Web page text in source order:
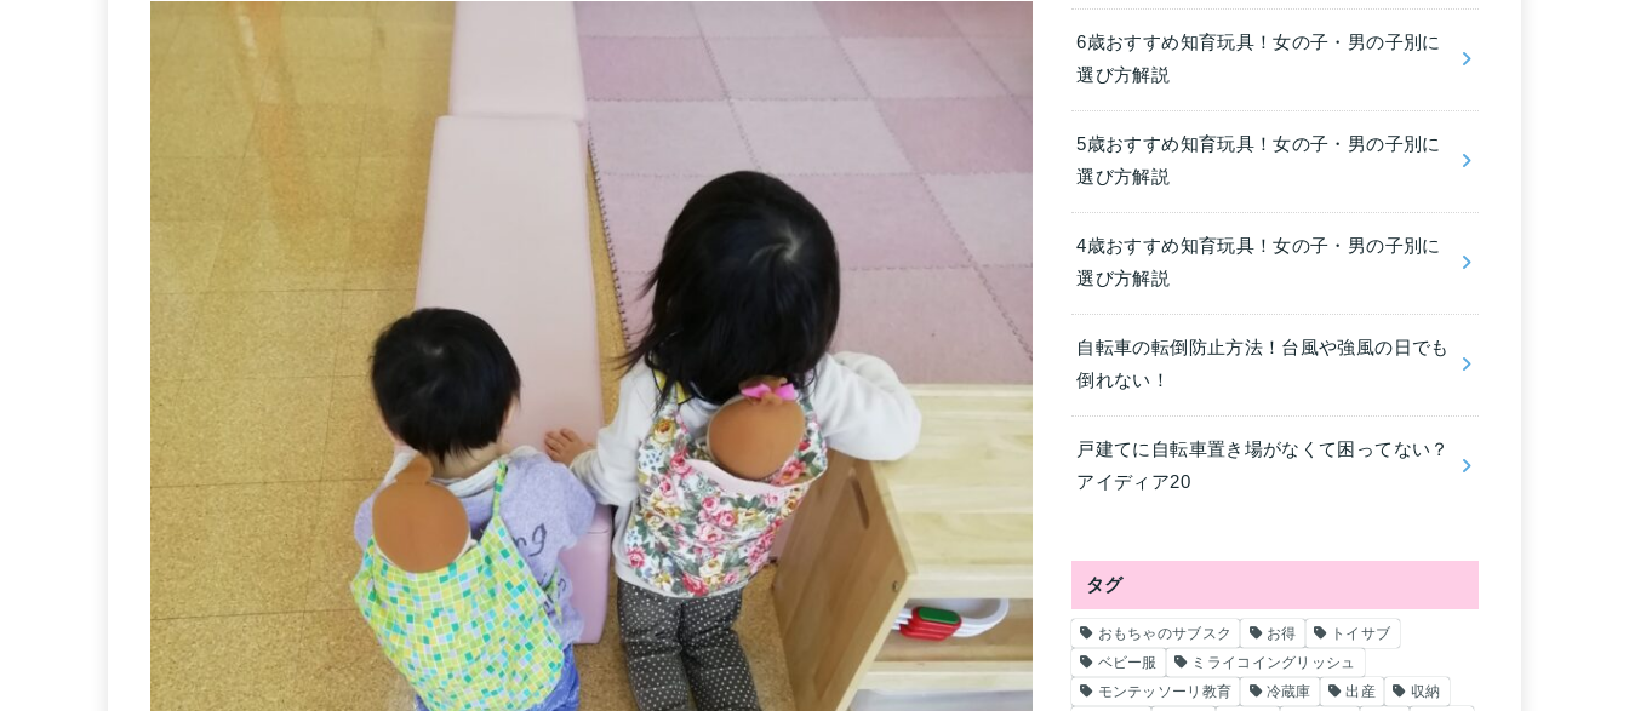
6歳おすすめ知育玩具！女の子・男の子別に
選び方解説
5歳おすすめ知育玩具！女の子・男の子別に
選び方解説
4歳おすすめ知育玩具！女の子・男の子別に
選び方解説
自転車の転倒防止方法！台風や強風の日でも
倒れない！
戸建てに自転車置き場がなくて困ってない？
アイディア20
タグ
おもちゃのサブスク お得
トイサブ
ベビー服
ミライコイングリッシュ
モンテッソーリ教育
冷蔵庫 出産
収納